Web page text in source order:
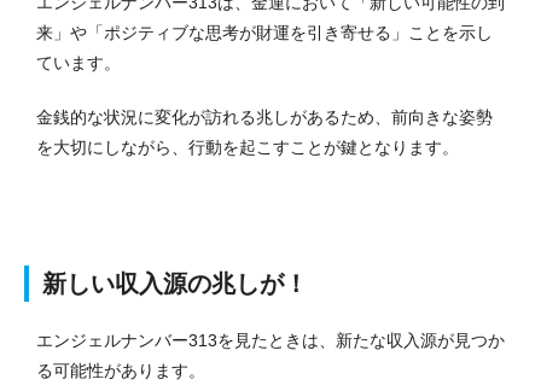
来」や「ポジティブな思考が財運を引き寄せる」ことを示し
ています。
金銭的な状況に変化が訪れる兆しがあるため、前向きな姿勢
を大切にしながら、行動を起こすことが鍵となります。
新しい収入源の兆しが！
エンジェルナンバー313を見たときは、新たな収入源が見つか
る可能性があります。